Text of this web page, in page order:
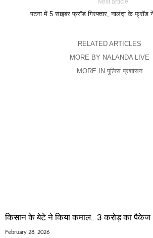
Next article
पटना में 5 साइबर फ्रॉड गिरफ्तार, नालंदा के
RELATED ARTICLES
MORE BY NALANDA LIVE
MORE IN पुलिस प्रशासन
किसान के बेटे ने किया कमाल.. 3 करोड़ का पैकेज
February 28, 2026